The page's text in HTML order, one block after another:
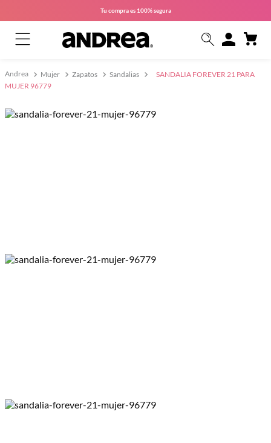
Tu compra es 100% segura
Mujer Zapatos Sandalias
SANDALIA FOREVER 21 PARA
MUJER 96779